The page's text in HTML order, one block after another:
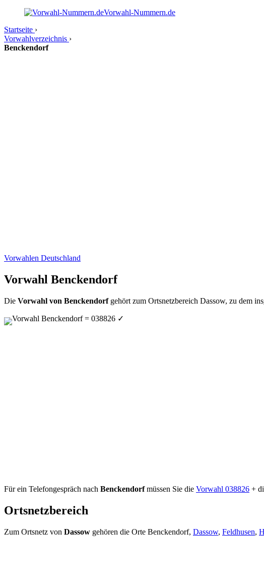
Vorwahl-Nummern.de
Startseite ›
Vorwahlverzeichnis ›
Benckendorf
Vorwahlen Deutschland
Vorwahl Benckendorf
Die Vorwahl von Benckendorfgehört zum Ortsnetzbereich Dassow, zu dem
Vorwahl Benckendorf = 038826 ✓
Für ein Telefongespräch nach Benckendorfmüssen Sie die Vorwahl 038826 +
Ortsnetzbereich
Zum Ortsnetz von Dassow gehören die Orte Benckendorf, Dassow, Feldhusen,